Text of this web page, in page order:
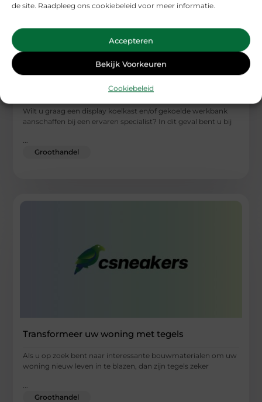
de site. Raadpleeg ons cookiebeleid voor meer informatie.
Accepteren
Bekijk Voorkeuren
Cookiebeleid
werkbank aan bij een gerenommeerd bedrijf
Wilt u graag een display koelkast en/of gekoelde werkbank
aanschaffen bij een ervaren specialist? In dit geval bent u bij
...
Groothandel
Transformeer uw woning met tegels
Als u op zoek bent naar interessante bouwmaterialen om uw
woning nieuw leven in te blazen, dan zijn tegels zeker
Groothandel